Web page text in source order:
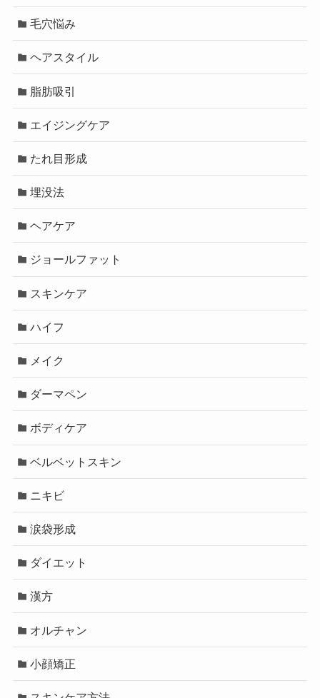
毛穴悩み
ヘアスタイル
脂肪吸引
エイジングケア
たれ目形成
埋没法
ヘアケア
ジョールファット
スキンケア
ハイフ
メイク
ダーマペン
ボディケア
ベルベットスキン
ニキビ
涙袋形成
ダイエット
漢方
オルチャン
小顔矯正